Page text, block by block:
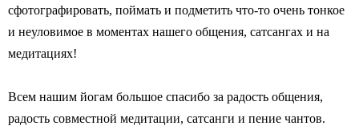
сфотографировать, поймать и подметить что-то очень тонкое
и неуловимое в моментах нашего общения, сатсангах и на
медитациях!
Всем нашим йогам большое спасибо за радость общения,
радость совместной медитации, сатсанги и пение чантов.